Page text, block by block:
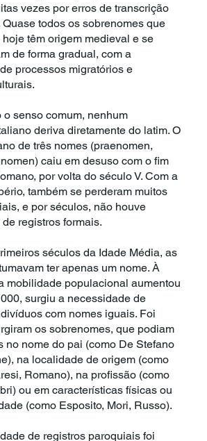
vezes por erros de transcrição
todos os sobrenomes que
têm origem medieval e se
de forma gradual, com a
processos migratórios e
o senso comum, nenhum
deriva diretamente do latim. O
de três nomes (praenomen,
caiu em desuso com o fim
por volta do século V. Com a
também se perderam muitos
e por séculos, não houve
registros formais.
séculos da Idade Média, as
ter apenas um nome. À
mobilidade populacional aumentou
surgiu a necessidade de
com nomes iguais. Foi
os sobrenomes, que podiam
no nome do pai (como De Stefano
na localidade de origem (como
Romano), na profissão (como
ou em características físicas ou
(como Esposito, Mori, Russo).
de registros paroquiais foi